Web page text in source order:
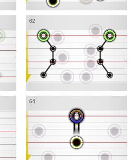
62
64